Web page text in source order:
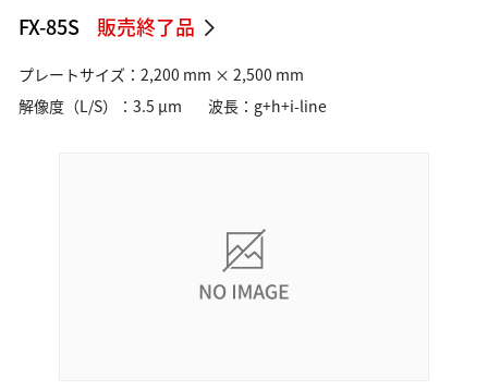
FX-85S 販売終了品
プレートサイズ：2,200 mm × 2,500 mm
解像度（L/S）：3.5 µm
波長：g+h+i-line